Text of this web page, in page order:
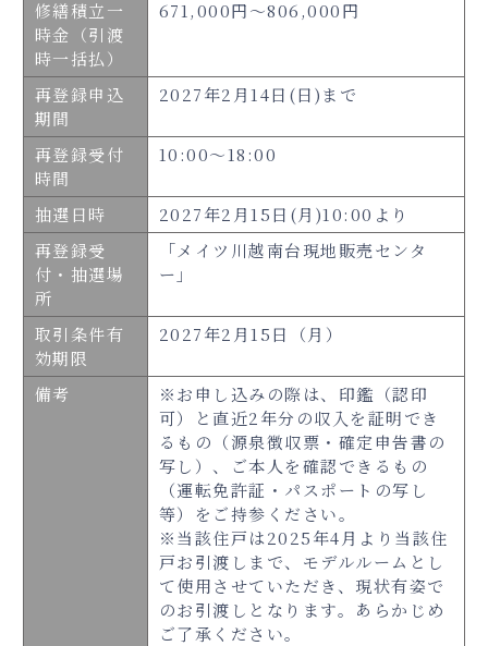
修繕積立一
時金（引渡
時一括払）
671,000円～806,000円
再登録申込
期間
2027年2月14日(日)まで
再登録受付
時間
10:00～18:00
抽選日時
2027年2月15日(月)10:00より
再登録受
付・抽選場
所
「メイツ川越南台現地販売センタ
ー」
取引条件有
効期限
2027年2月15日（月）
備考
※お申し込みの際は、印鑑（認印
可）と直近2年分の収入を証明でき
るもの（源泉徴収票・確定申告書の
写し）、ご本人を確認できるもの
（運転免許証・パスポートの写し
等）をご持参ください。
※当該住戸は2025年4月より当該住
戸お引渡しまで、モデルルームとし
て使用させていただき、現状有姿で
のお引渡しとなります。あらかじめ
ご了承ください。